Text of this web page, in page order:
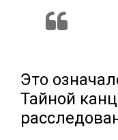
Это
Тайной